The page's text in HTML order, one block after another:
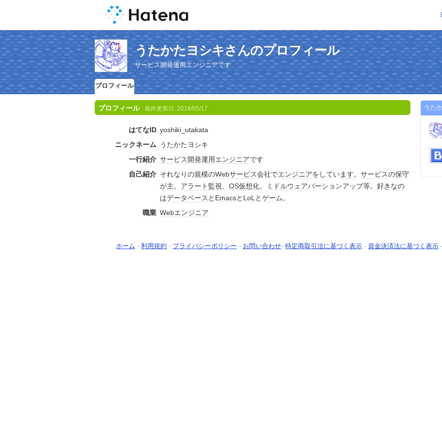
うたかたヨシキさんのプロフィール
サービス開発運用エンジニアです
プロフィール
プロフィール 最終更新日: 2018/05/17
はてなID yoshiki_utakata
ニックネーム うたかたヨシキ
一行紹介 サービス 開発運用エンジニアです
自己紹介 それなりの規模のWebサービス会社でエンジニアをしています。 サービスの保守
が主。 アラート 監視、 OS仮想化、 ミドルウェアバーションアップ等。好き なの
はデータベース と Emacsと LoLとゲーム。
職業 Webエンジニア
うた
ホーム - 利用規約 - プライバシーポリシー - お問い合わせ- 特定商取引法に基づく表示 - 資金決済法に基づく表示 -